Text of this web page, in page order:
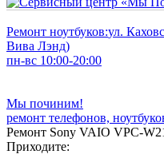
Ремонт ноутбуков:ул.
Вива Лэнд)
пн-вс 10:00-20:00
Мы починим!
ремонт телефонов,
Ремонт Sony VAIO VPC-
Приходите: